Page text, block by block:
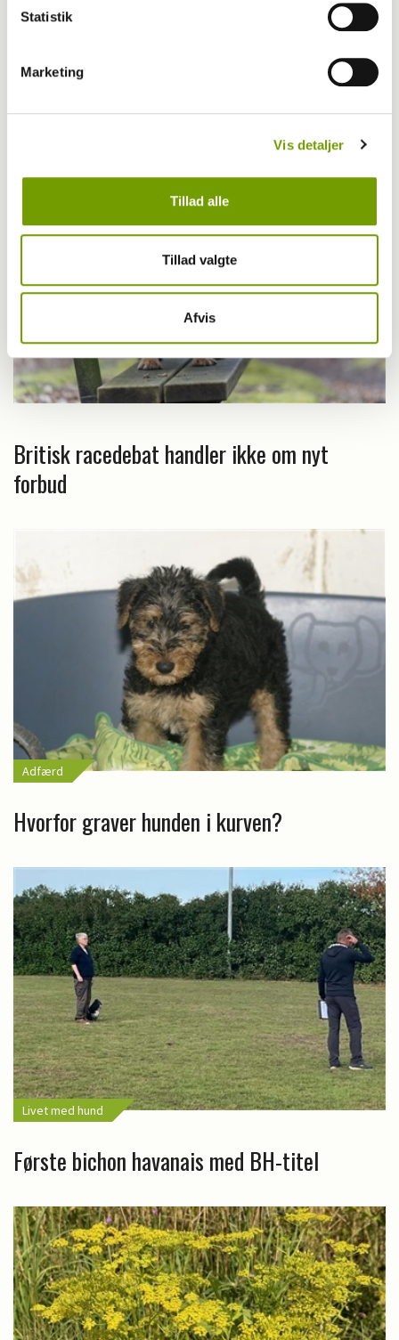
Statistik
Marketing
Vis detaljer
Tillad alle
Tillad valgte
Afvis
Aktuelt
Farvel til verdens ældste hund
Britisk racedebat handler ikke om nyt
forbud
Adfærd
Hvorfor graver hunden i kurven?
Livet med hund
Første bichon havanais med BH-titel